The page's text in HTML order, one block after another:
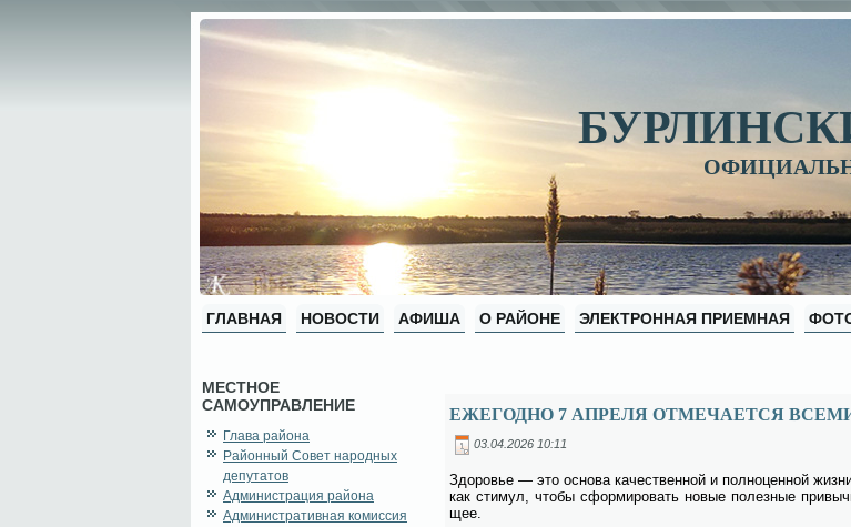
ГЛАВНАЯ НОВОСТИ АФИША О РАЙОНЕ ЭЛЕКТРОННАЯ ПРИЕМНАЯ
МЕСТНОЕ
САМОУПРАВЛЕНИЕ
Глава района
Районный Совет народных
депутатов
Администрация района
Административная комиссия
ЕЖЕГОДНО 7 АПРЕЛЯ ОТМЕЧАЕТСЯ
03.04.2026 10:11
Здо­ро­вье — это ос­но­ва ка­че­ствен­ной и пол­но­цен­ной
как сти­мул, чтобы сфор­ми­ро­вать но­вые по­лез­ные
щее.